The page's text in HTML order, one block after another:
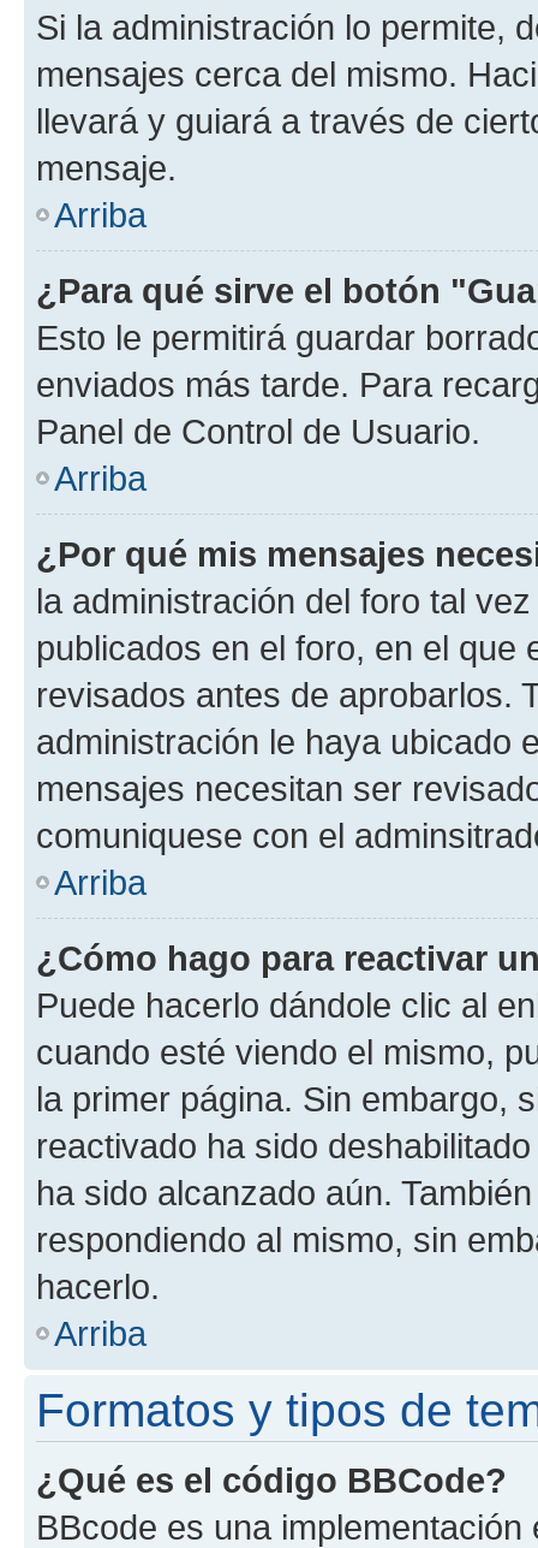
Si la administración lo permite,
mensajes cerca del mismo.
llevará y guiará a través de
mensaje.
Arriba
¿Para qué sirve el botón
Esto le permitirá guardar
enviados más tarde. Para
Panel de Control de Usuario.
Arriba
¿Por qué mis mensajes
la administración del foro tal
publicados en el foro, en el
revisados antes de aprobarlos.
administración le haya ubicado
mensajes necesitan ser
comuniquese con el
Arriba
¿Cómo hago para reactivar
Puede hacerlo dándole clic al
cuando esté viendo el mismo,
la primer página. Sin embargo,
reactivado ha sido
ha sido alcanzado aún.
respondiendo al mismo, sin
hacerlo.
Arriba
Formatos y tipos de
¿Qué es el código BBCode?
BBcode es una